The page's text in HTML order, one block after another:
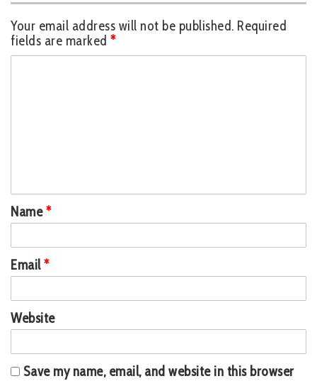
Your email address will not be published. Required
fields are marked *
t
*
Name*
Email*
Website
Save my name, email, and website in this browser